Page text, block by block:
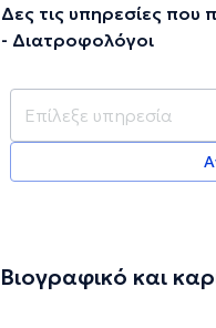
Δες τις υπηρεσίες που
- Διατροφολόγοι
Βιογραφικό και